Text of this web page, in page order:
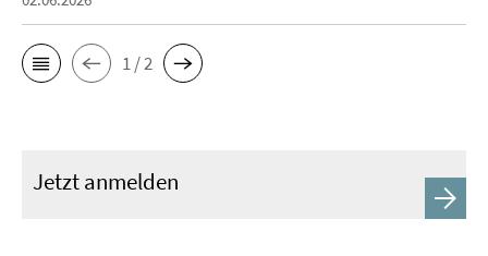
1 / 2
Jetzt anmelden